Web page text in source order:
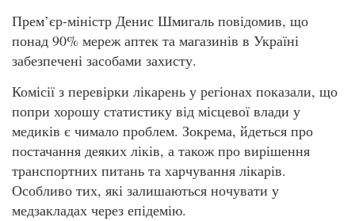
Прем’єр-міністр Денис Шмигаль повідомив, що
понад 90% мереж аптек та магазинів в Україні
забезпечені засобами захисту.
Комісії з перевірки лікарень у регіонах показали, що
попри хорошу статистику від місцевої влади у
медиків є чимало проблем. Зокрема, йдеться про
постачання деяких ліків, а також про вирішення
транспортних питань та харчування лікарів.
Особливо тих, які залишаються ночувати у
медзакладах через епідемію.